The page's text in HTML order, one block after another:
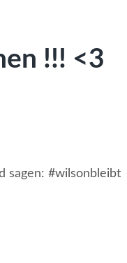
!!! <3
sagen: #wilsonbleibt